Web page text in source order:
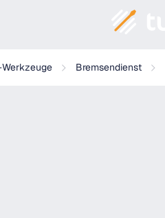
Werkzeuge Bremsendienst